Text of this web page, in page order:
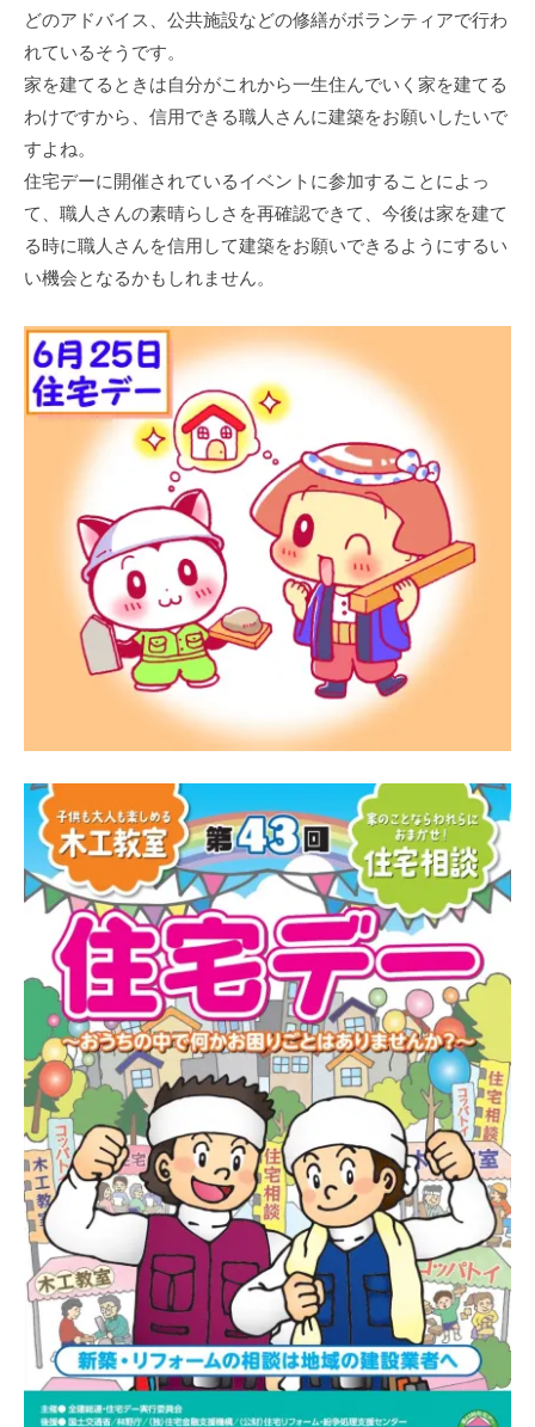
どのアドバイス、公共施設などの修繕がボランティアで行わ
れているそうです。
家を建てるときは自分がこれから一生住んでいく家を建てる
わけですから、信用できる職人さんに建築をお願いしたいで
すよね。
住宅デーに開催されているイベントに参加することによっ
て、職人さんの素晴らしさを再確認できて、今後は家を建て
る時に職人さんを信用して建築をお願いできるようにするい
い機会となるかもしれません。